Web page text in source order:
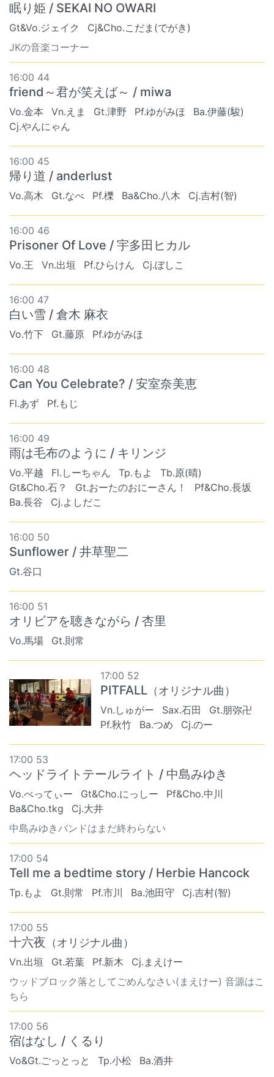
眠り姫 / SEKAI NO OWARI
Gt&Vo.ジェイク
Cj&Cho.こだま(でがき)
JKの音楽コーナー
16:00 44
friend～君が笑えば～ / miwa
Vo.金本 Vn.えま Gt.津野 Pf.ゆがみほ
Ba.伊藤(駿)
Cj.やんにゃん
16:00 45
帰り道 / anderlust
Vo.高木 Gt.なべ Pf.櫟 Ba&Cho.八木 Cj.吉村(智)
16:00 46
Prisoner Of Love / 宇多田ヒカル
Vo.王 Vn.出垣 Pf.ひらけん Cj.ぼしこ
16:00 47
白い雪 / 倉木 麻衣
Vo.竹下 Gt.藤原 Pf.ゆがみほ
16:00 48
Can You Celebrate? / 安室奈美恵
Fl.あず Pf.もじ
16:00 49
雨は毛布のように / キリンジ
Vo.平越 Fl.しーちゃん Tp.もよ
Tb.原(晴)
Gt&Cho.石？
Gt.おーたのおにーさん！
Pf&Cho.長坂
Ba.長谷
Cj.よしだこ
16:00 50
Sunflower / 井草聖二
Gt.谷口
16:00 51
オリビアを聴きながら / 杏里
Vo.馬場 Gt.則常
17:00 52
PITFALL （オリジナル曲）
Vn.しゅがー Sax.石田
Gt.朋弥卍
Pf.秋竹
Ba.つめ Cj.のー
17:00 53
ヘッドライトテールライト / 中島みゆき
Vo.べってぃー Gt&Cho.にっしー
Pf&Cho.中川
Ba&Cho.tkg
Cj.大井
中島みゆきバンドはまだ終わらない
17:00 54
Tell me a bedtime story / Herbie Hancock
Tp.もよ Gt.則常 Pf.市川 Ba.池田守 Cj.吉村(智)
17:00 55
十六夜 （オリジナル曲）
Vn.出垣 Gt.若葉 Pf.新木
Cj.まえけー
ウッドブロック落としてごめんなさい(まえけー) 音源はこ
ちら
17:00 56
宿はなし / くるり
Vo&Gt.ごっとっと Tp.小松 Ba.酒井